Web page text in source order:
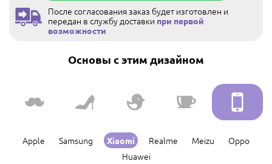
После согласования заказ будет изготовлен и
передан в службу доставки при первой
возможности
Основы с этим дизайном
Apple Samsung Xiaomi Realme Meizu
Oppo
Huawei